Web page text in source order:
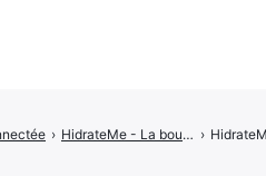
› HidrateMe - La bouteille d'eau intelligente ›